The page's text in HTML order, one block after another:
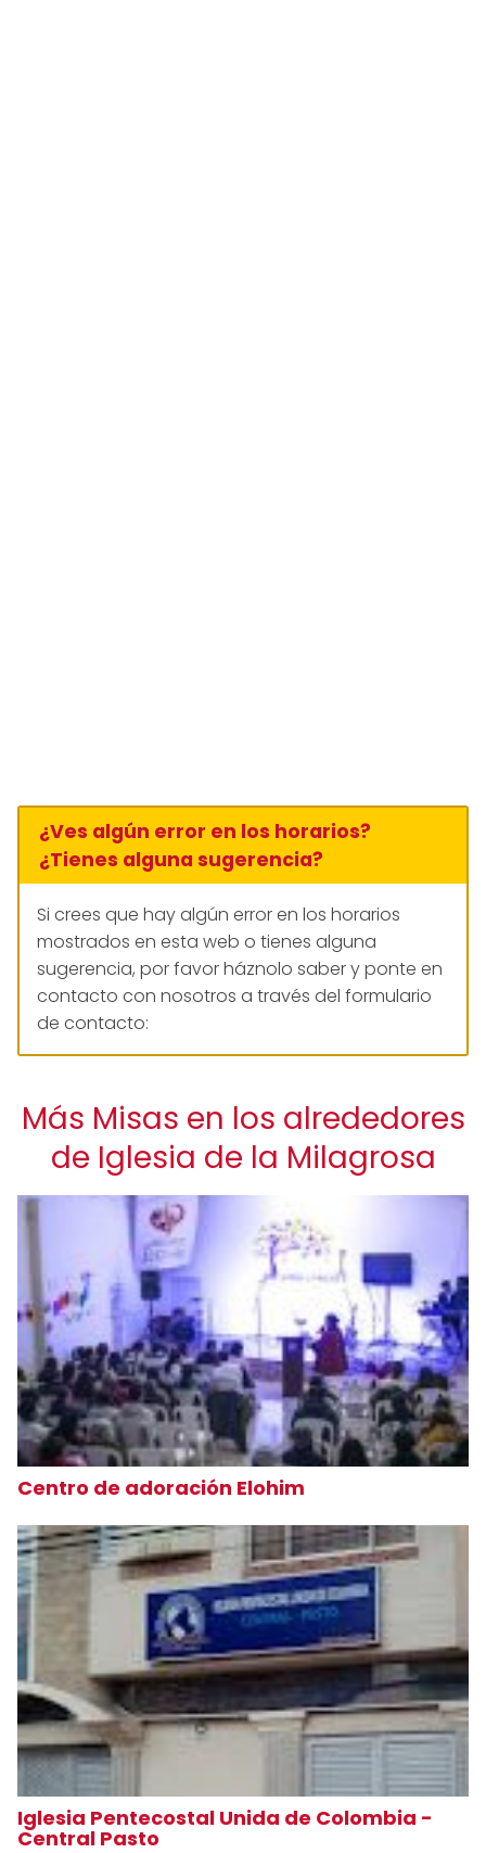
¿Ves algún error en los horarios?
¿Tienes alguna sugerencia?
Si crees que hay algún error en los horarios
mostrados en esta web o tienes alguna
sugerencia, por favor háznolo saber y ponte en
contacto con nosotros a través del formulario
de contacto:
Más Misas en los alrededores
de Iglesia de la Milagrosa
Centro de adoración Elohim
Iglesia Pentecostal Unida de Colombia -
Central Pasto